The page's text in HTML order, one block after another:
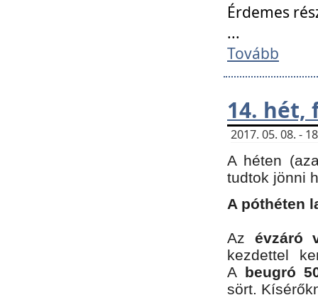
Érdemes
...
Tovább
14. hét,
2017. 05. 08. -
A héten
tudtok jönni
A póthéten
Az évzáró
kezdettel
A beugró
sört.